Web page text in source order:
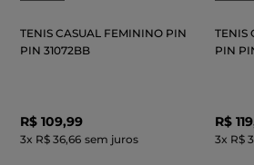
TENIS CASUAL FEMININO PIN
PIN 31072BB
R$ 109,99
3x R$ 36,66 sem juros
TENIS
PIN
R$ 119
3x R$